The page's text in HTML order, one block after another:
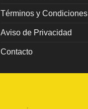
Términos y Condiciones
Aviso de Privacidad
Contacto